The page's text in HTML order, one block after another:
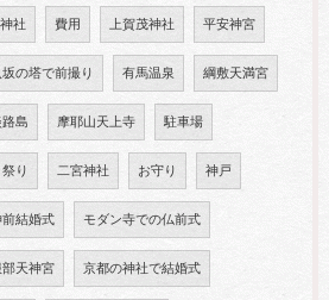
社 費用 上賀茂神社 平安神宮
坂の塔で前撮り 有馬温泉 綱敷天満宮
路島 摩耶山天上寺 駐車場
祭り 二宮神社 お守り 神戸
前結婚式 モダン寺での仏前式
部天神宮 京都の神社で結婚式